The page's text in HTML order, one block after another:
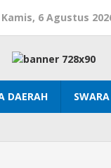
Kamis, 6 Agustus
DAERAH